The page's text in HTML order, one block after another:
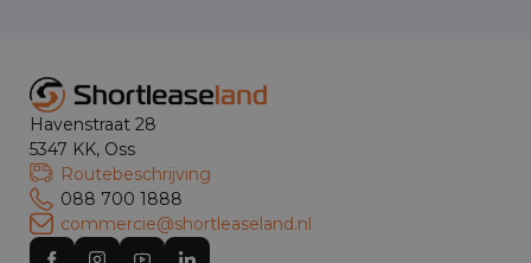
Havenstraat 28
5347 KK, Oss
Routebeschrijving
088 700 1888
commercie@shortleaseland.nl